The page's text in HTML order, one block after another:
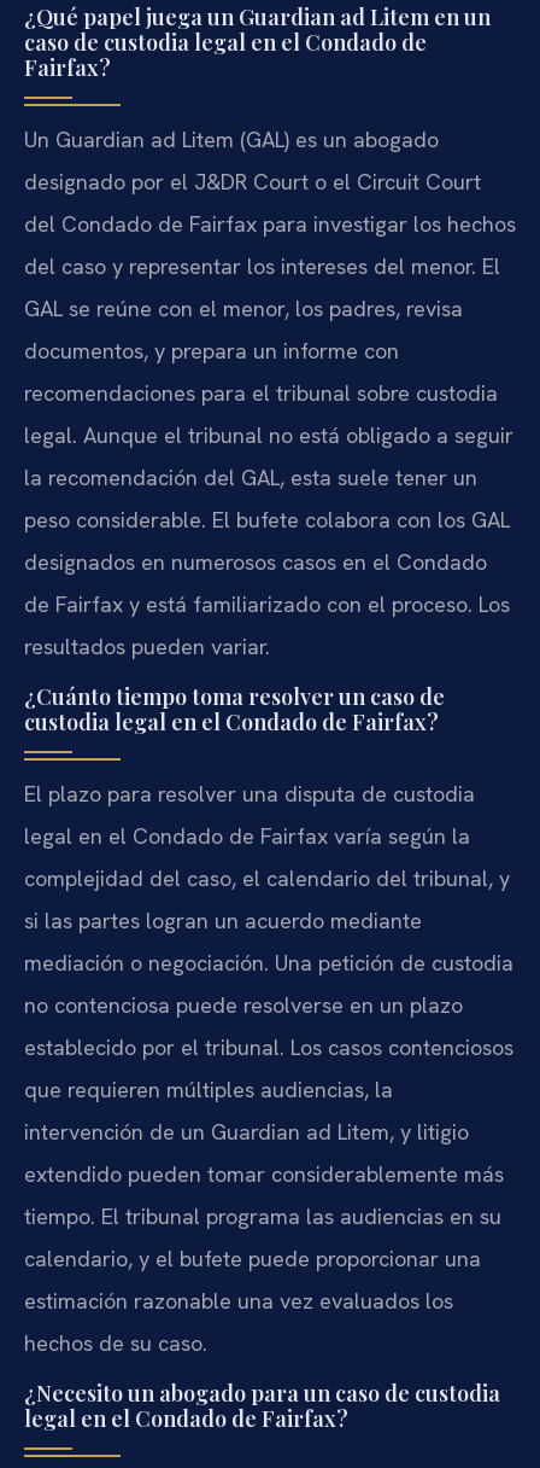
¿Qué papel juega un Guardian ad Litem en un
caso de custodia legal en el Condado de
Fairfax?
Un Guardian ad Litem (GAL) es un abogado
designado por el J&DR Court o el Circuit Court
del Condado de Fairfax para investigar los hechos
del caso y representar los intereses del menor. El
GAL se reúne con el menor, los padres, revisa
documentos, y prepara un informe con
recomendaciones para el tribunal sobre custodia
legal. Aunque el tribunal no está obligado a seguir
la recomendación del GAL, esta suele tener un
peso considerable. El bufete colabora con los GAL
designados en numerosos casos en el Condado
de Fairfax y está familiarizado con el proceso. Los
resultados pueden variar.
¿Cuánto tiempo toma resolver un caso de
custodia legal en el Condado de Fairfax?
El plazo para resolver una disputa de custodia
legal en el Condado de Fairfax varía según la
complejidad del caso, el calendario del tribunal, y
si las partes logran un acuerdo mediante
mediación o negociación. Una petición de custodia
no contenciosa puede resolverse en un plazo
establecido por el tribunal. Los casos contenciosos
que requieren múltiples audiencias, la
intervención de un Guardian ad Litem, y litigio
extendido pueden tomar considerablemente más
tiempo. El tribunal programa las audiencias en su
calendario, y el bufete puede proporcionar una
estimación razonable una vez evaluados los
hechos de su caso.
¿Necesito un abogado para un caso de custodia
legal en el Condado de Fairfax?